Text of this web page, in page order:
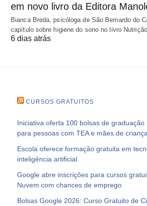
em novo livro da Editora
Bianca Breda, psicóloga de São Bernardo do
capítulo sobre higiene do sono no livro
6 dias atrás
CURSOS GRATUITOS
Iniciativa oferta 100 bolsas de graduação
para pessoas com TEA e mães de
Escola oferece formação gratuita em
inteligência artificial
Google abre inscrições para cursos
Nuvem com chances de emprego
Bolsas Google 2026: Curso Gratuito de